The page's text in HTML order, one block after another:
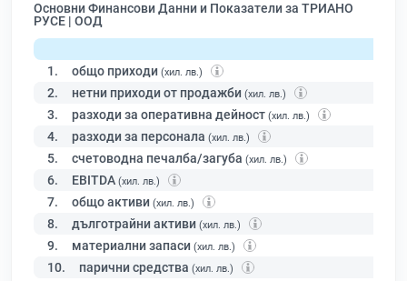
Основни Финансови Данни и Показатели за ТРИАНО
РУСЕ | ООД
1. общо приходи (хил. лв.)
2. нетни приходи от продажби (хил. лв.)
3. разходи за оперативна дейност (хил. лв.)
4. разходи за персонала (хил. лв.)
5. счетоводна печалба/загуба (хил. лв.)
6. EBITDA (хил. лв.)
7. общо активи (хил. лв.)
8. дълготрайни активи (хил. лв.)
9. материални запаси (хил. лв.)
10. парични средства (хил. лв.)